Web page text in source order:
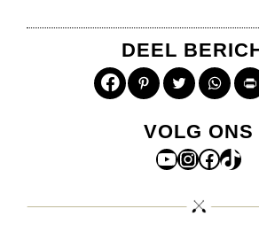
DEEL
PinterestTwitter
VOLG ONS
YouTube
Instagram